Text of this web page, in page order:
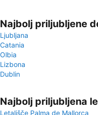
Najbolj priljubljene
Ljubljana
Catania
Olbia
Lizbona
Dublin
Najbolj priljubljena
Letališče Palma de Mallorca